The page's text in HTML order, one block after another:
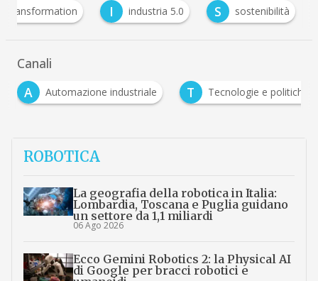
Transformation I industria 5.0 S sostenibilità
Canali
A
Automazione industriale T Tecnologie e politiche
ROBOTICA
La geografia della robotica in Italia:
Lombardia, Toscana e Puglia guidano
un settore da 1,1 miliardi
06 Ago 2026
Ecco Gemini Robotics 2: la Physical AI
di Google per bracci robotici e